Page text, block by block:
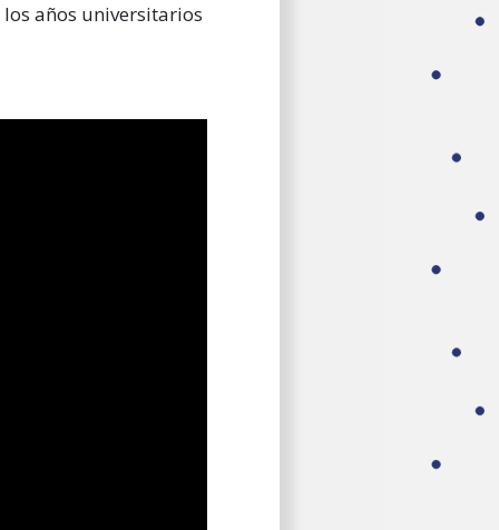
años universitarios